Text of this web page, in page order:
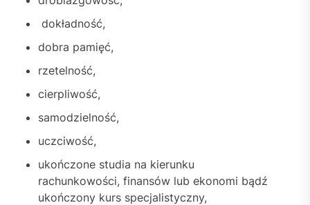
dokładność,
dobra pamięć,
rzetelność,
cierpliwość,
samodzielność,
uczciwość,
ukończone studia na kierunku
rachunkowości, finansów lub ekonomi bądź
ukończony kurs specjalistyczny,